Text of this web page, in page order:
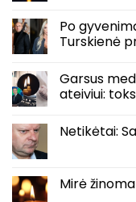
Po
Turskienė
Garsus
ateiviui:
Netikėtai:
Mirė